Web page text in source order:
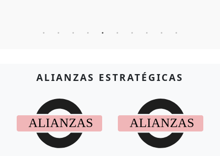
ALIANZAS ESTRATÉGICAS